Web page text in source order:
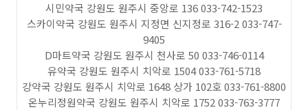
시민약국 강원도 원주시 중앙로 136 033-742-1523
스카이약국 강원도 원주시 지정면 신지정로 316-2 033-747-
9405
D마트약국 강원도 원주시 천사로 50 033-746-0114
유약국 강원도 원주시 치악로 1504 033-761-5718
강약국 강원도 원주시 치악로 1648 상가 102호 033-761-8800
온누리정원약국 강원도 원주시 치악로 1752 033-763-3777